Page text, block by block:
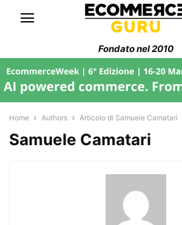
Fondato nel 2010
Home Authors Articolo di Samuele Camatari
Samuele Camatari